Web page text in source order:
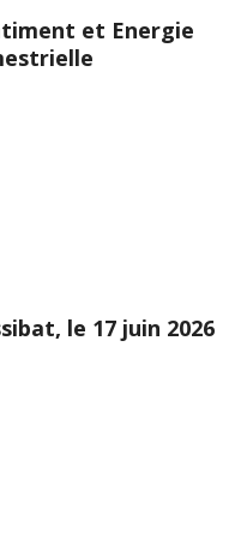
et Energie
le 17 juin 2026